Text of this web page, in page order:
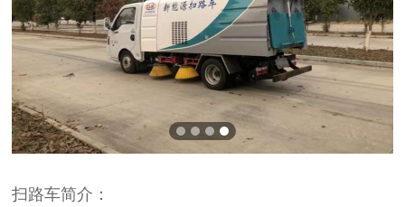
扫路车简介：